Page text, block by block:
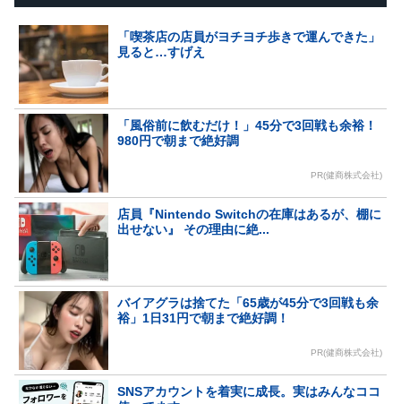
「喫茶店の店員がヨチヨチ歩きで運んできた」
見ると…すげえ
「風俗前に飲むだけ！」45分で3回戦も余裕！
980円で朝まで絶好調
PR(健商株式会社)
店員『Nintendo Switchの在庫はあるが、棚に
出せない』 その理由に絶...
バイアグラは捨てた「65歳が45分で3回戦も余
裕」1日31円で朝まで絶好調！
PR(健商株式会社)
SNSアカウントを着実に成長。実はみんなココ